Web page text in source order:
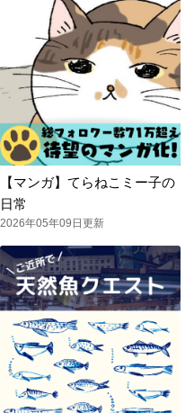
【マンガ】てらねこミー子の
日常
2026年05年09日更新